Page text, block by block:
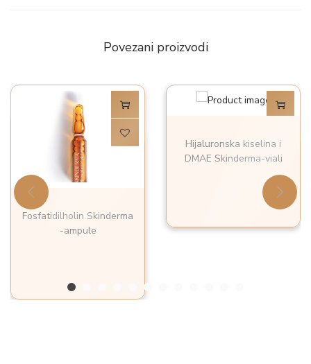
Povezani proizvodi
Fosfatidilholin Skinderma
-ampule
Hijaluronska kiselina i
DMAE Skinderma-viali